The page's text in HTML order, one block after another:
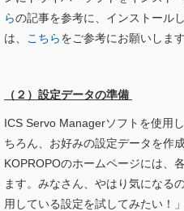
らの記事を参考に、インストール
は、
こちらをご参考にお願いします
（２）設定データの準備
ICS Servo Managerソフトを使用
ちろん、お好みの設定データを作
KOPROPOのホームページには、
ます。みなさん、やはり気になる
用している設定を試してみたい！